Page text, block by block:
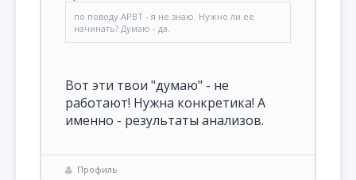
по поводу АРВТ - я не знаю. Нужно ли ее
начинать? Думаю - да.
Вот эти твои "думаю" - не
работают! Нужна конкретика! А
именно - результаты анализов.
Профиль